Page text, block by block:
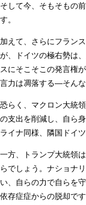
そして今、そもそもの
す。
加えて、さらにフラン
が、ドイツの極右勢は
スにそこそこの発言権
言力は凋落する―そんな
恐らく、マクロン大統
の支出を削減し、自ら
ライナ同様、隣国ドイ
一方、トランプ大統領
らでしょう。ナショナ
い、自らの力で自らを
依存症症からの脱却で